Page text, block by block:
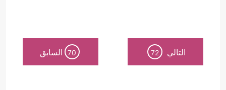
التالي 72
70 السابق